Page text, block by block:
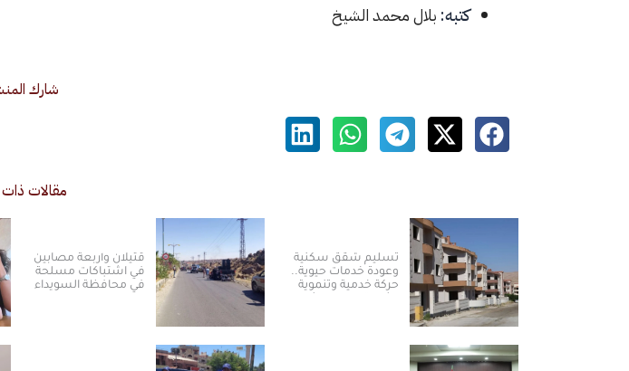
كتبه: بلال محمد الشيخ
شارك
مقالات
تسليم شقق سكنية
وعودة خدمات حيوية..
حركة خدمية وتنموية
قتيلان وأربعة مصابين
في اشتباكات مسلحة
في محافظة السويداء